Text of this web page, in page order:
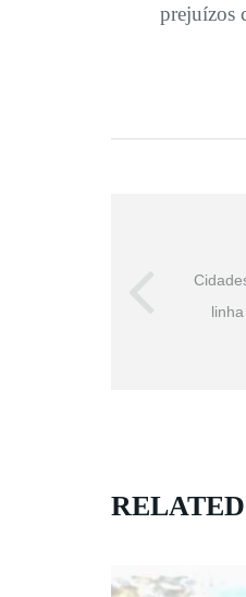
prejuízos